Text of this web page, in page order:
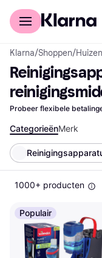
Voor shoppers
Klarna/Shoppen/
Probeer flexibele
CategorieënMerk
1000+ producten
Populair